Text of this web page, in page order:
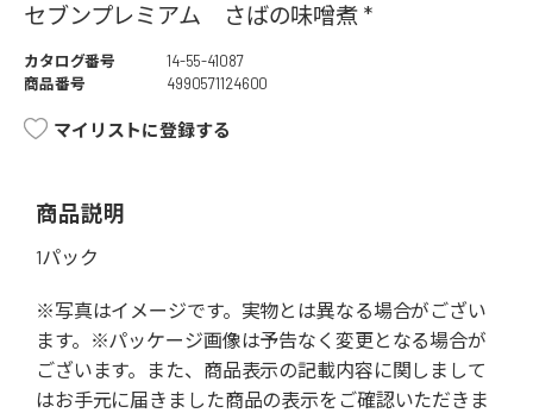
セブンプレミアム さばの味噌煮 *
カタログ番号
14-55-41087
商品番号
4990571124600
マイリストに登録する
商品説明
1パック
※写真はイメージです。実物とは異なる場合がござい
ます。※パッケージ画像は予告なく変更となる場合が
ございます。また、商品表示の記載内容に関しまして
はお手元に届きました商品の表示をご確認いただきま